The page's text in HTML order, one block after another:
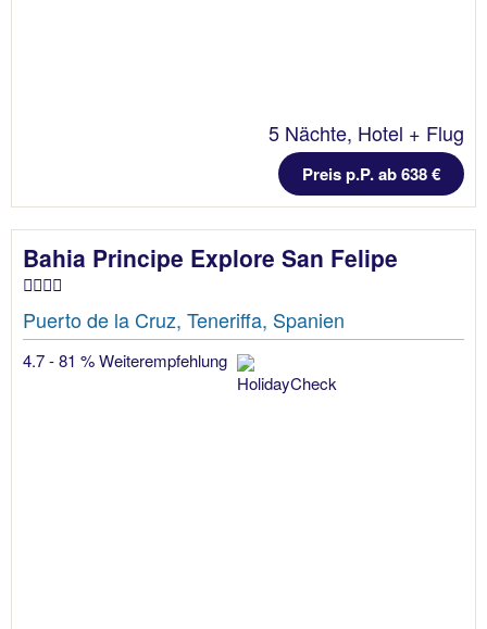
5 Nächte, Hotel + Flug
Preis p.P. ab 638 €
Bahia Principe Explore San Felipe
Puerto de la Cruz, Teneriffa, Spanien
4.7 - 81 % Weiterempfehlung